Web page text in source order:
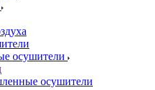
осушители
осушители